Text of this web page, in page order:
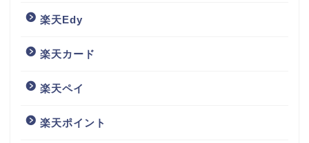
楽天Edy
楽天カード
楽天ペイ
楽天ポイント